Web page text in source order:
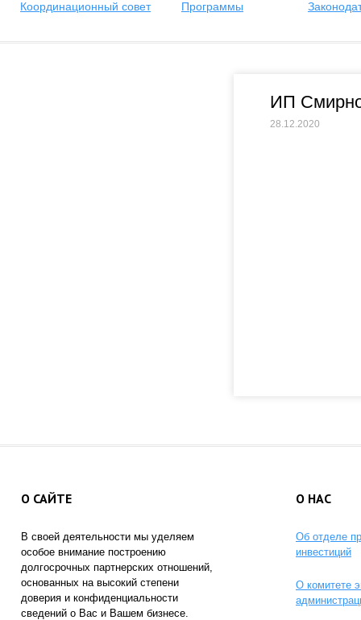
Координационный совет
Программы
ИП
28.12.2020
О САЙТЕ
В своей деятельности мы уделяем
особое внимание построению
долгосрочных партнерских отношений,
основанных на высокий степени
доверия и конфиденциальности
сведений о Вас и Вашем бизнесе.
О НАС
Об отделе
инвестиций
О комитете